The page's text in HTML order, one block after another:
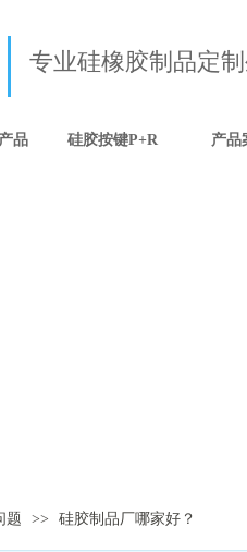
专业硅橡胶制品定
品 硅胶按键P+R 产品
题 >> 硅胶制品厂哪家好？